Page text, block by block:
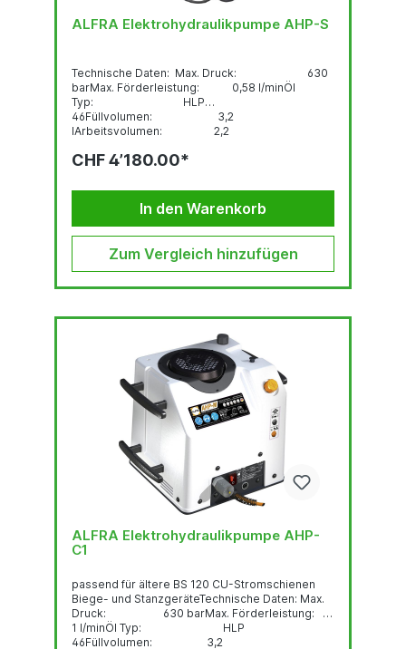
ALFRA Elektrohydraulikpumpe AHP-S
Technische Daten: Max. Druck: 630
barMax. Förderleistung: 0,58 l/minÖl
Typ: HLP
46Füllvolumen: 3,2
lArbeitsvolumen: 2,2
Frequenz: 230 V / 50
kWStromaufnahme: 3,26
AMotordrehzahl:...
CHF 4’180.00*
In den Warenkorb
Zum Vergleich hinzufügen
ALFRA Elektrohydraulikpumpe AHP-
C1
passend für ältere BS 120 CU-Stromschienen
Biege- und StanzgeräteTechnische Daten: Max.
Druck: 630 barMax. Förderleistung:
1 l/minÖl Typ: HLP
46Füllvolumen: 3,2